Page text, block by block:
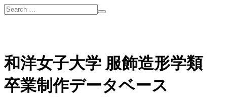
和洋女子大学 服飾造形学類
卒業制作データベース